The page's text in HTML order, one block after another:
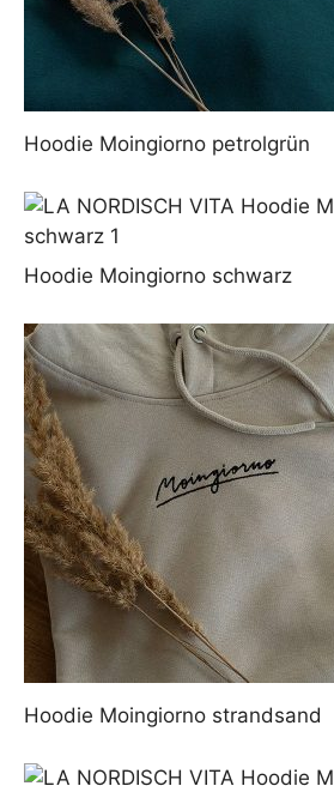
Hoodie Moingiorno petrolgrün
Hoodie Moingiorno schwarz
Hoodie Moingiorno strandsand